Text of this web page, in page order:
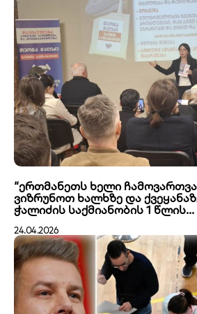
“ერთმანეთს ხელი
ვიზრუნოთ ხალხზე და
ჭალიძის საქმიანობის 1 წლის...
24.04.2026